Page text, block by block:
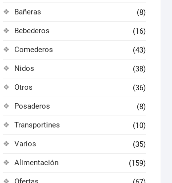
Bañeras (8)
Bebederos (16)
Comederos (43)
Nidos (38)
Otros (36)
Posaderos (8)
Transportines (10)
Varios (35)
Alimentación (159)